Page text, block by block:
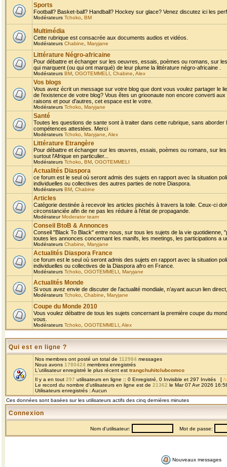
Sports
Football? Basket-ball? Handball? Hockey sur glace? Venez discutez ici les
Modérateurs Tchoko BM
Multimédia
Cette rubrique est consacrée aux documents audios et vidéos.
Modérateurs Chabine Maryjane
Littérature Négro-africaine
Pour débattre et échanger sur les oeuvres, essais, poèmes ou romans, sur
qui marquent (ou qui ont marqué) de leur plume la littérature négro-africaine .
Modérateurs BM OGOTEMMELI Chabine Alex
Vos blogs
Vous avez écrit un message sur votre blog que dont vous voulez partager le
de l'existence de votre blog? Vous êtes un grioonaute non encore converti
raisons et pour d'autres, cet espace est le votre.
Modérateurs Tchoko Maryjane
Santé
Toutes les questions de sante sont à traiter dans cette rubrique, sans
compétences attestées. Merci
Modérateurs Tchoko Maryjane Alex
Littérature Etrangère
Pour débattre et échanger sur les œuvres, essais, poèmes ou romans, sur
surtout l'Afrique en particulier...
Modérateurs Tchoko BM OGOTEMMELI
Actualités Diaspora
ce forum est le seul où seront admis des sujets en rapport avec la situation
individuelles ou collectives des autres parties de notre Diaspora.
Modérateurs BM Chabine
Articles
Catégorie destinée à recevoir les articles piochés à travers la toile. Ceux-ci
circonstanciée afin de ne pas les réduire à l'état de propagande.
ModérateurModerator team
Conseil BtoB & Annonces
Conseil "Black To Black" entre nous, sur tous les sujets de la vie
toutes les annonces concernant les manifs, les meetings, les participations a
Modérateurs Chabine Maryjane
Actualités Diaspora France
ce forum est le seul où seront admis des sujets en rapport avec la situation
individuelles ou collectives de la Diaspora afro en France.
Modérateurs Tchoko OGOTEMMELI Maryjane
Actualités Monde
Si vous avez envie de discuter de l’actualité mondiale, n’ayant aucun lien
Modérateurs Tchoko Chabine Maryjane
Coupe du Monde 2010
Vous voulez débattre de tous les sujets concernant la première coupe du
vous.
Modérateurs Tchoko OGOTEMMELI Alex
Qui est en ligne ?
Nos membres ont posté un total de 112984 messages
Nous avons 1780424 membres enregistrés
L'utilisateur enregistré le plus récent est trangchuhitclubcomco
Il y a en tout 297 utilisateurs en ligne :: 0 Enregistré, 0 Invisible et 297 Invités [
Le record du nombre d'utilisateurs en ligne est de 21362 le Mar 07 Avr 2026
Utilisateurs enregistrés : Aucun
Ces données sont basées sur les utilisateurs actifs des cinq dernières minutes
Connexion
Nom d'utilisateur: Mot de passe:
Nouveaux messages